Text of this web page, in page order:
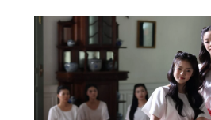
วัน31 นำทีมโดยผู้จัด หนุย-สุธาสินี บุศราพันธ์ และผู้กำกับ นุ่น-
หลักเขต วสิกชาติ, อ้า-สันติ ต่อวิวรรธน์